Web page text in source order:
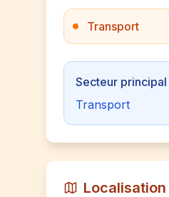
Transport
Secteur principal
Transport